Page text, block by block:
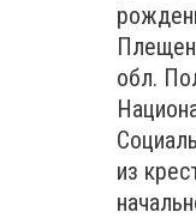
обл.
из